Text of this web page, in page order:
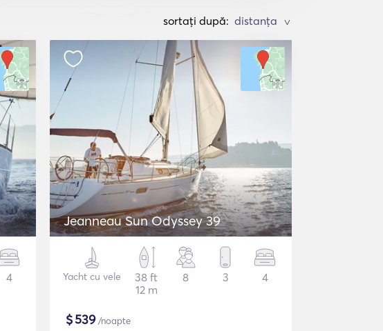
sortați după: >
4
Jeanneau Sun Odyssey 39
Yacht cu vele
38 ft
12 m
8 3 4
$539/noapte